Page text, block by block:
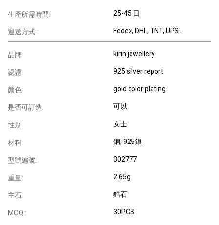
生產所需時間: 25-45 日
運送方式: Fedex, DHL, TNT, UPS...
品牌: kirin jewellery
認證: 925 silver report
颜色: gold color plating
是否可訂造: 可以
性别: 女士
材料: 銅, 925銀
型號編號: 302777
重量: 2.65g
主石: 鋯石
MOQ : 30PCS